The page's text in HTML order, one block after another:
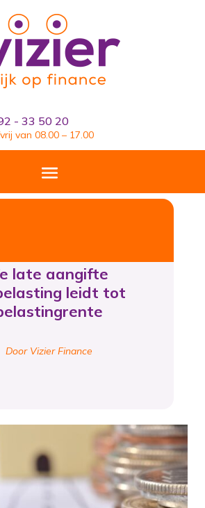
- 33 50 20
van 08.00 – 17.00
late aangifte
leidt tot
Door Vizier Finance